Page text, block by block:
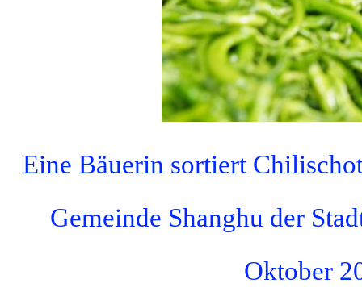
Eine Bäuerin sortiert
Gemeinde Shanghu der
Oktober